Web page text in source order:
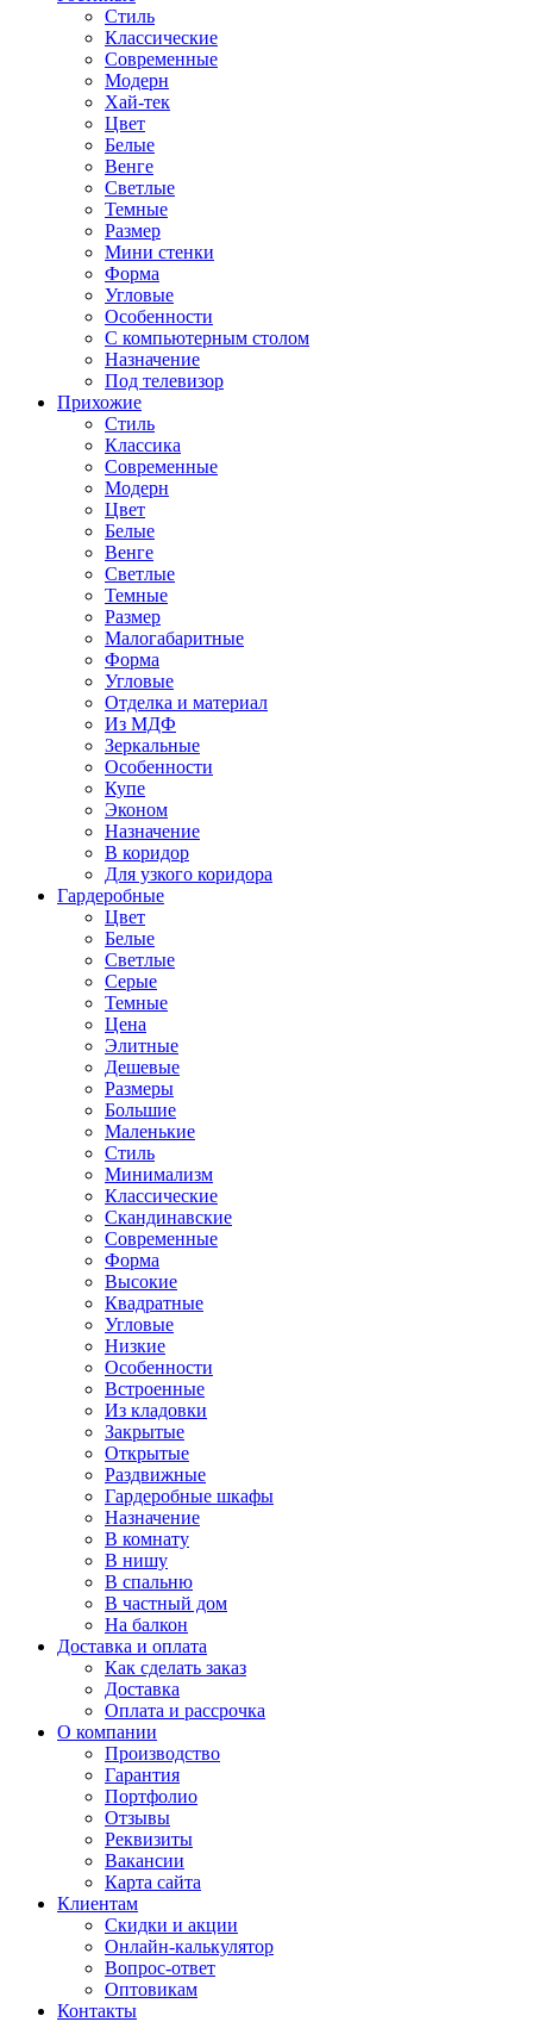
Стиль
Классические
Современные
Модерн
Хай-тек
Цвет
Белые
Венге
Светлые
Темные
Размер
Мини стенки
Форма
Угловые
Особенности
С компьютерным столом
Назначение
Под телевизор
Прихожие
Стиль
Классика
Современные
Модерн
Цвет
Белые
Венге
Светлые
Темные
Размер
Малогабаритные
Форма
Угловые
Отделка и материал
Из МДФ
Зеркальные
Особенности
Купе
Эконом
Назначение
В коридор
Для узкого коридора
Гардеробные
Цвет
Белые
Светлые
Серые
Темные
Цена
Элитные
Дешевые
Размеры
Большие
Маленькие
Стиль
Минимализм
Классические
Скандинавские
Современные
Форма
Высокие
Квадратные
Угловые
Низкие
Особенности
Встроенные
Из кладовки
Закрытые
Открытые
Раздвижные
Гардеробные шкафы
Назначение
В комнату
В нишу
В спальню
В частный дом
На балкон
Доставка и оплата
Как сделать заказ
Доставка
Оплата и рассрочка
О компании
Производство
Гарантия
Портфолио
Отзывы
Реквизиты
Вакансии
Карта сайта
Клиентам
Скидки и акции
Онлайн-калькулятор
Вопрос-ответ
Оптовикам
Контакты